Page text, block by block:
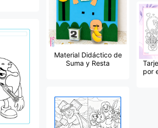
Material Didáctico de
Suma y Resta
por